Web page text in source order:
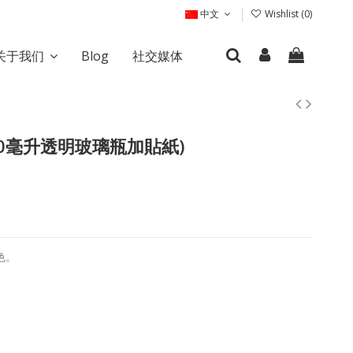
中文 Wishlist (0)
于我们 Blog 社交媒体
升透明玻璃瓶加貼紙)